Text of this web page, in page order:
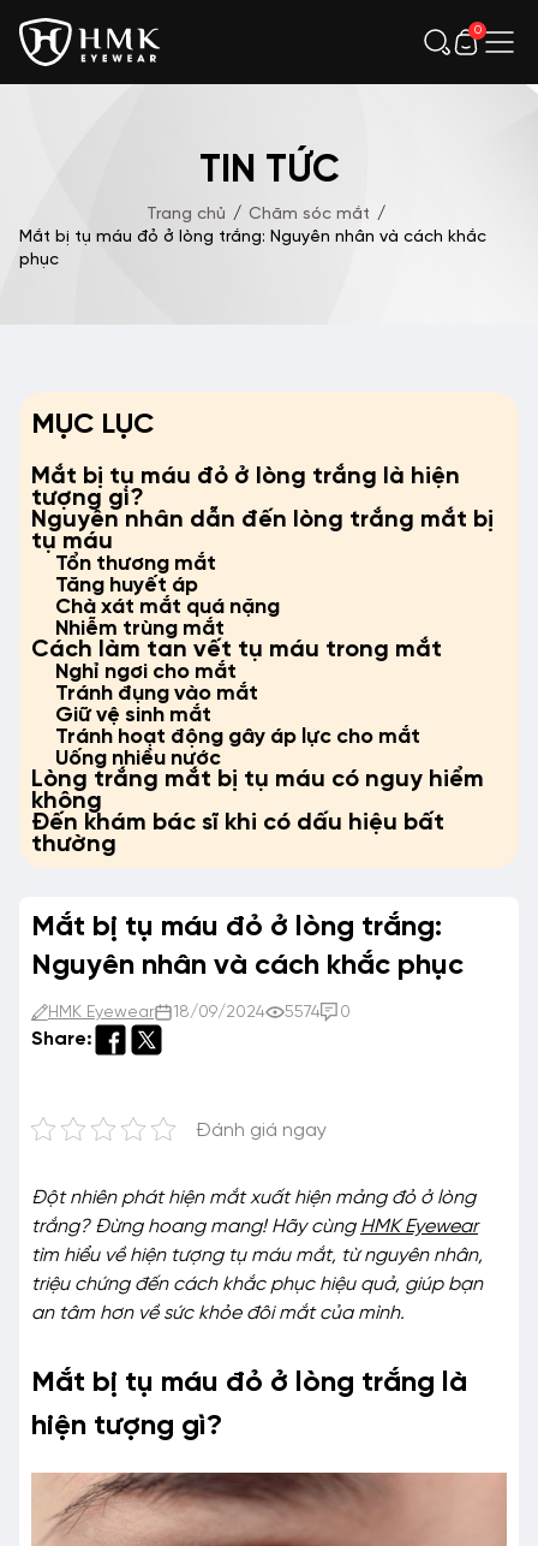
0
TIN TỨC
Trang chủ / Chăm sóc mắt /
Mắt bị tụ máu đỏ ở lòng trắng: Nguyên nhân và cách khắc
phục
Mắt bị tụ máu đỏ ở lòng trắng:
Nguyên nhân và cách khắc phục
HMK Eyewear 18/09/2024 5574 0
Share:
Đánh giá ngay
Đột nhiên phát hiện mắt xuất hiện mảng đỏ ở lòng
trắng? Đừng hoang mang! Hãy cùng HMK Eyewear
tìm hiểu về hiện tượng tụ máu mắt, từ nguyên nhân,
triệu chứng đến cách khắc phục hiệu quả, giúp bạn
an tâm hơn về sức khỏe đôi mắt của mình.
Mắt bị tụ máu đỏ ở lòng trắng là
hiện tượng gì?
MỤC LỤC
Mắt bị tụ máu đỏ ở lòng trắng là hiện
tượng gì?
Nguyên nhân dẫn đến lòng trắng mắt bị
tụ máu
Tổn thương mắt
Tăng huyết áp
Chà xát mắt quá nặng
Nhiễm trùng mắt
Cách làm tan vết tụ máu trong mắt
Nghỉ ngơi cho mắt
Tránh đụng vào mắt
Giữ vệ sinh mắt
Tránh hoạt động gây áp lực cho mắt
Uống nhiều nước
Lòng trắng mắt bị tụ máu có nguy hiểm
không
Đến khám bác sĩ khi có dấu hiệu bất
thường